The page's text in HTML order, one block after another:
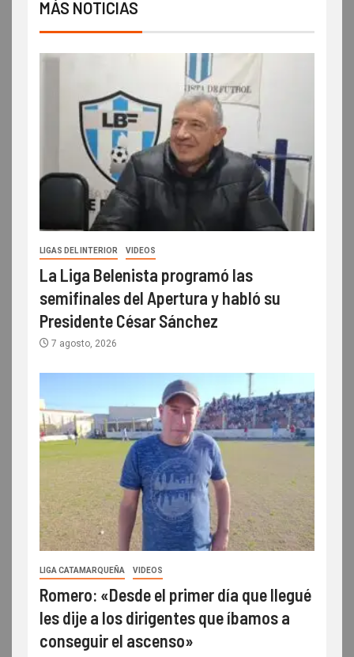
MÁS NOTICIAS
LIGAS DEL INTERIOR VIDEOS
La Liga Belenista programó las
semifinales del Apertura y habló su
Presidente César Sánchez
7 agosto, 2026
LIGA CATAMARQUEÑA VIDEOS
Romero: «Desde el primer día que llegué
les dije a los dirigentes que íbamos a
conseguir el ascenso»